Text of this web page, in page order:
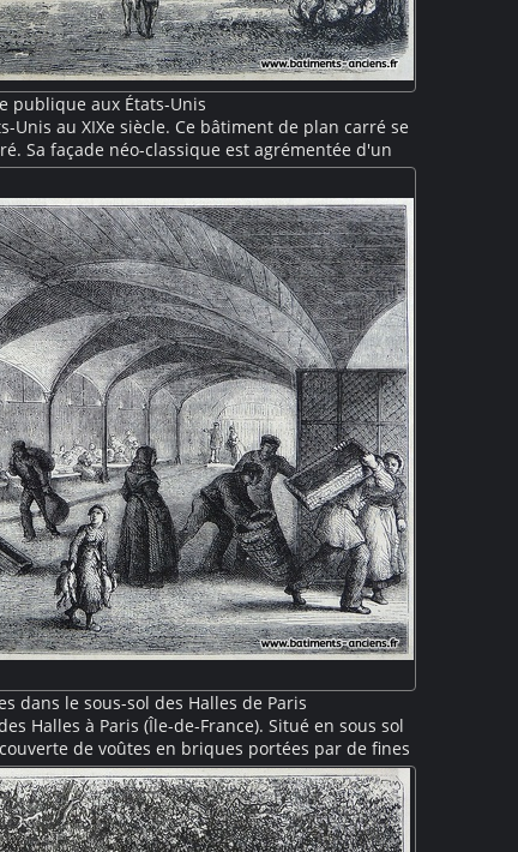
publique aux États-Unis
Unis au XIXe siècle. Ce bâtiment de plan carré se
Sa façade néo-classique est agrémentée d'un
grandes baies avec fronton, et surmontée d'un
"Washington School". Des petits groupes
aux alentours en discutant.
dans le sous-sol des Halles de Paris
Halles à Paris (Île-de-France). Situé en sous sol
de voûtes en briques portées par de fines
cette architecture fonctionnelle du XIXe siècle.
appelés "forts des halles" portent des
éclairées par des becs de gaz, des femmes
préparent les volailles.